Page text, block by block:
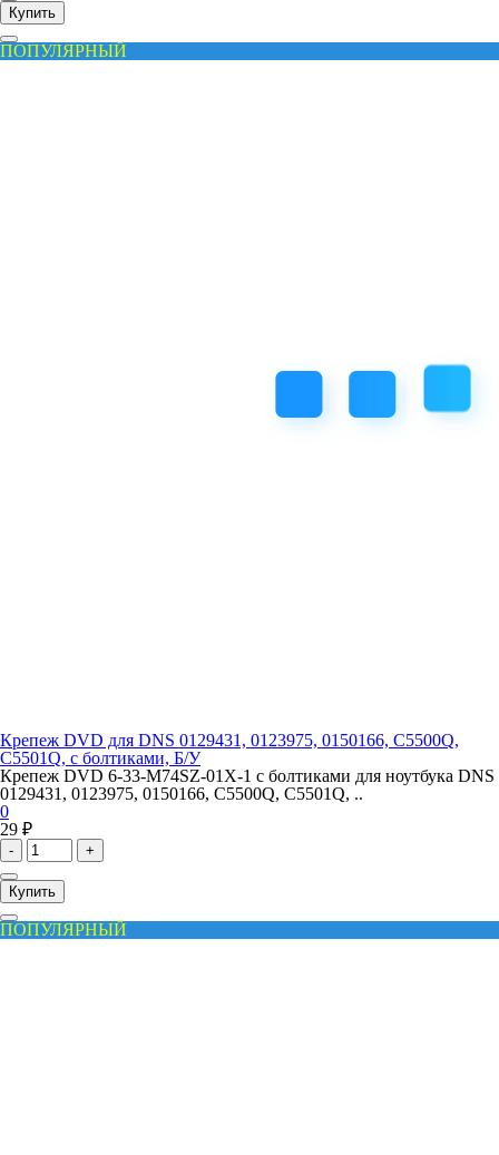
Купить
ПОПУЛЯРНЫЙ
Крепеж DVD для DNS 0129431, 0123975, 0150166, C5500Q,
C5501Q, с болтиками, Б/У
Крепеж DVD 6-33-M74SZ-01X-1 с болтиками для ноутбука DNS
0129431, 0123975, 0150166, C5500Q, C5501Q, ..
0
29 ₽
- +
Купить
ПОПУЛЯРНЫЙ